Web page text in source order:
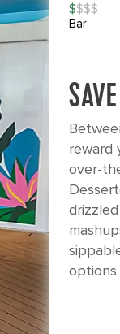
$
Bar
reward
over-
options